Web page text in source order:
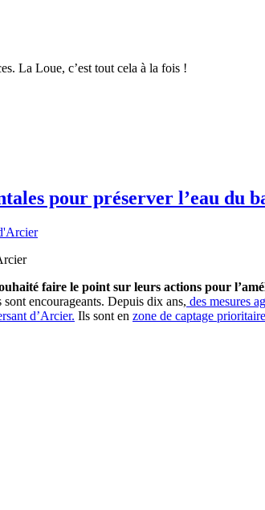
La Loue, c’est tout cela à la fois !
pour préserver l’eau du
faire le point sur leurs actions pour
encourageants. Depuis dix ans, des mesures
d’Arcier. Ils sont en zone de captage prioritaire